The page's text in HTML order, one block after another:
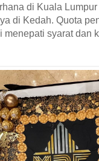
di Kuala
di Kedah. Quota
menepati syarat dan